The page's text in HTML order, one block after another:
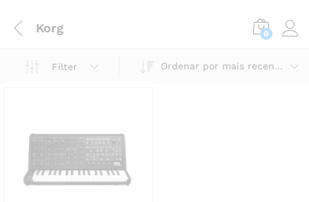
Korg 0
Filter Ordenar por mais recentes